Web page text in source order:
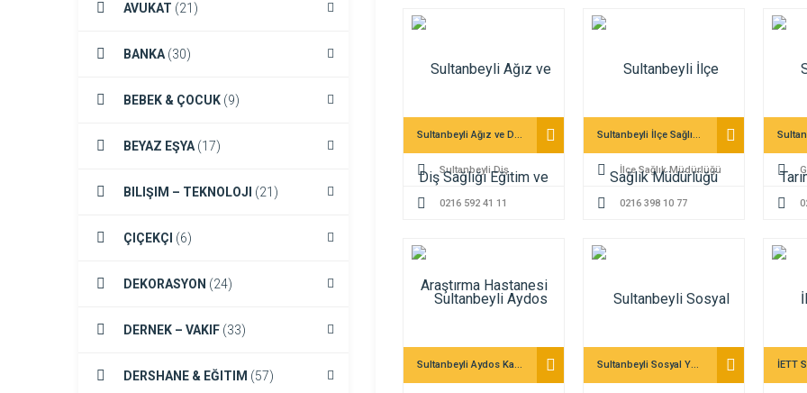
AVUKAT (21)
BANKA(30)
BEBEK & ÇOCUK (9)
BEYAZ EŞYA(17)
BILIŞIM – TEKNOLOJI (21)
ÇIÇEKÇI (6)
DEKORASYON (24)
DERNEK – VAKIF (33)
DERSHANE & EĞITIM (57)
Sultanbeyli Ağız ve Diş Sağlığı Eğitim ve Araştırma Hastanesi
Sultanbeyli Diş
Hastanesi
0216 592 41 11
Sultanbeyli İlçe Sağlık Müdürlüğü
İlçe Sağlık Müdürlüğü
0216 398 10 77
Sultanbeyli Aydos Kalesi Sultanbeyli Sosyal Yardımlaşma ve Dayanışma Vakfı